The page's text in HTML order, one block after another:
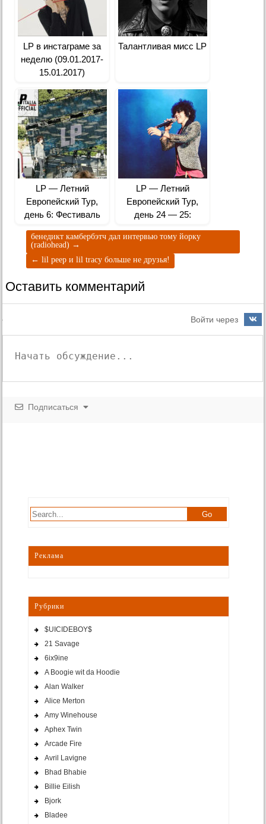
LP в инстаграме за
неделю (09.01.2017-
15.01.2017)
Талантливая мисс LP
LP — Летний
Европейский Тур,
день 6: Фестиваль
Festival» в Риме,
LP — Летний
Европейский Тур,
день 24 — 25:
Summer Festival» в
Лукке, Италия
бенедикт камбербэтч дал интервью тому йорку
(radiohead) →
← lil peep и lil tracy больше не друзья!
Оставить комментарий
Войти через
Подписаться
Реклама
Рубрики
$UICIDEBOY$
21 Savage
6ix9ine
A Boogie wit da Hoodie
Alan Walker
Alice Merton
Amy Winehouse
Aphex Twin
Arcade Fire
Avril Lavigne
Bhad Bhabie
Billie Eilish
Bjork
Bladee